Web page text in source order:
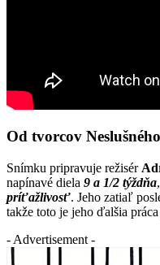
Od tvorcov
Snímku pripravuje režisér
napínavé diela 9 a 1/2 týždňa,
príťažlivosť. Jeho zatiaľ
takže toto je jeho ďalšia
- Advertisement -